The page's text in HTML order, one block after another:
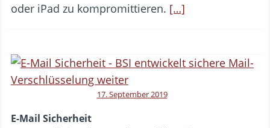
oder iPad zu kompromittieren. […]
17. September 2019
E-Mail Sicherheit